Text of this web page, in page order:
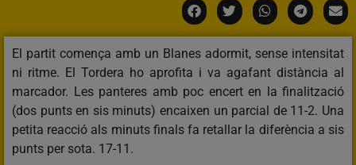
El partit comença amb un Blanes adormit, sense intensitat
ni ritme. El Tordera ho aprofita i va agafant distància al
marcador. Les panteres amb poc encert en la finalització
(dos punts en sis minuts) encaixen un parcial de 11-2. Una
petita reacció als minuts finals fa retallar la diferència a sis
punts per sota. 17-11.